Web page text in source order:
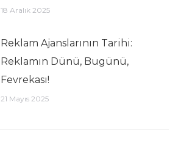
18 Aralık 2025
Reklam Ajanslarının Tarihi:
Reklamın Dünü, Bugünü,
Fevrekası!
21 Mayıs 2025